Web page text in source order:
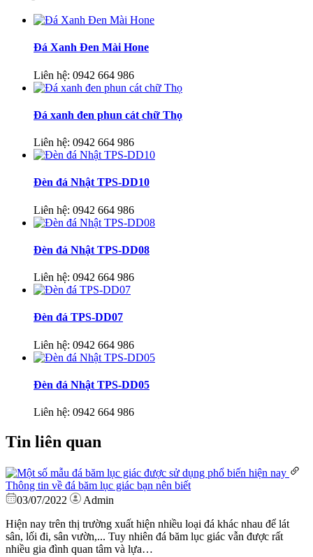
Đá Xanh Đen Mài Hone
Liên hệ: 0942 664 986
Đá xanh đen phun cát chữ Thọ
Liên hệ: 0942 664 986
Đèn đá Nhật TPS-DD10
Liên hệ: 0942 664 986
Đèn đá Nhật TPS-DD08
Liên hệ: 0942 664 986
Đèn đá TPS-DD07
Liên hệ: 0942 664 986
Đèn đá Nhật TPS-DD05
Liên hệ: 0942 664 986
Tin liên quan
Thông tin về đá băm lục giác bạn nên biết
03/07/2022
Admin
Hiện nay trên thị trường xuất hiện nhiều loại đá khác nhau để lát
sân, lối đi, sân vườn,... Tuy nhiên đá băm lục giác vẫn được rất
nhiều gia đình quan tâm và lựa…